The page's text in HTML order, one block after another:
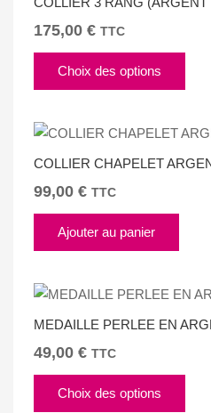
175,00 € TTC
Choix des options
la
COLLIER CHAPELET
99,00 € TTC
Ajouter au panier
MEDAILLE PERLEE EN
49,00 € TTC
Choix des options